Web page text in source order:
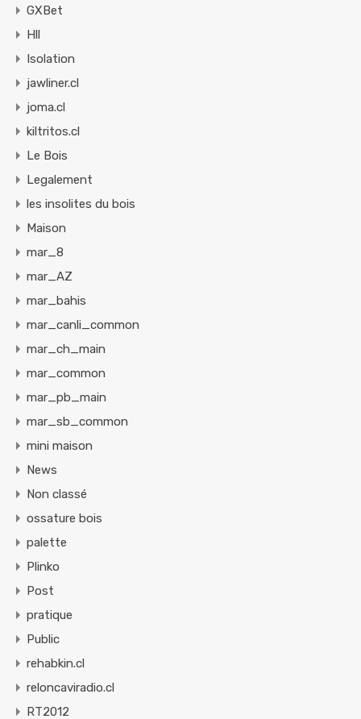
GXBet
Hll
Isolation
jawliner.cl
joma.cl
kiltritos.cl
Le Bois
Legalement
les insolites du bois
Maison
mar_8
mar_AZ
mar_bahis
mar_canli_common
mar_ch_main
mar_common
mar_pb_main
mar_sb_common
mini maison
News
Non classé
ossature bois
palette
Plinko
Post
pratique
Public
rehabkin.cl
reloncaviradio.cl
RT2012